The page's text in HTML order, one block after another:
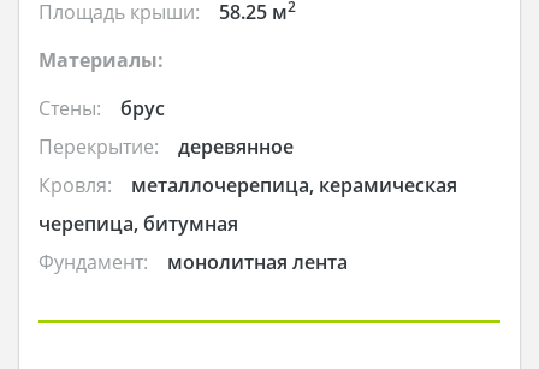
Площадь крыши:
58.25 м2
Материалы:
Стены:
брус
Перекрытие:
деревянное
Кровля:
металлочерепица, керамическая
черепица, битумная
Фундамент:
монолитная лента